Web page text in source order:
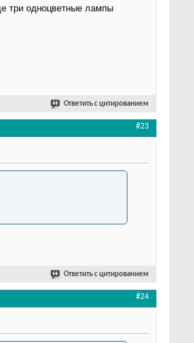
три одноцветные лампы
Ответить с цитированием
#23
Ответить с цитированием
#24